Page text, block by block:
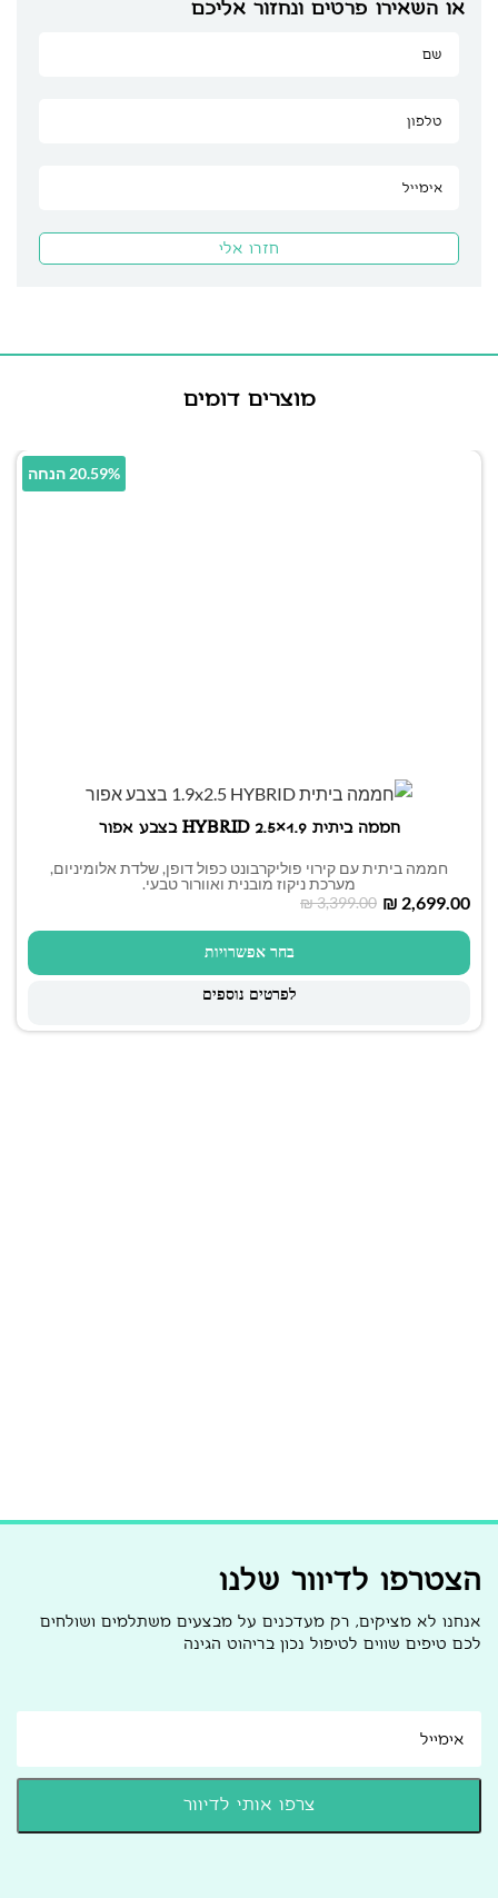
או השאירו פרטים ונחזור אליכם
מוצרים דומים
20.59% הנחה
חממה ביתית 1.9×2.5 HYBRID בצבע אפור
חממה ביתית עם קירוי פוליקרבונט כפול דופן, שלדת אלומיניום,
מערכת ניקוז מובנית ואוורור טבעי.
₪3,399.00 ₪ 2,699.00
בחר אפשרויות
לפרטים נוספים
הצטרפו לדיוור שלנו
אנחנו לא מציקים, רק מעדכנים על מבצעים משתלמים ושולחים
לכם טיפים שווים לטיפול נכון בריהוט הגינה